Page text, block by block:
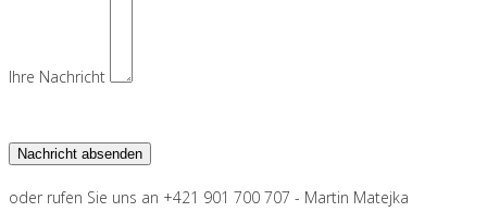
Ihre Nachricht
oder rufen Sie uns an +421 901 700 707 - Martin Matejka